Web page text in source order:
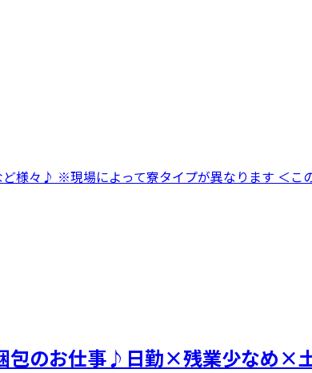
様々♪ ※現場によって寮タイプが異なります ＜
包のお仕事♪日勤×残業少なめ×